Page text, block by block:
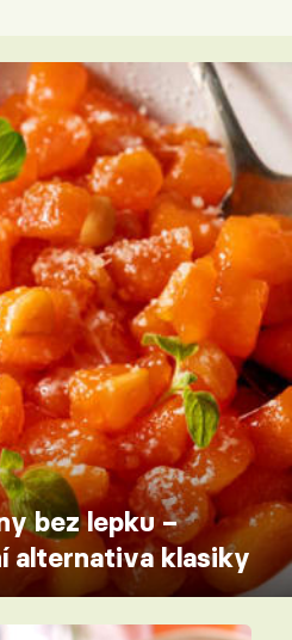
bez lepku –
alternativa klasiky